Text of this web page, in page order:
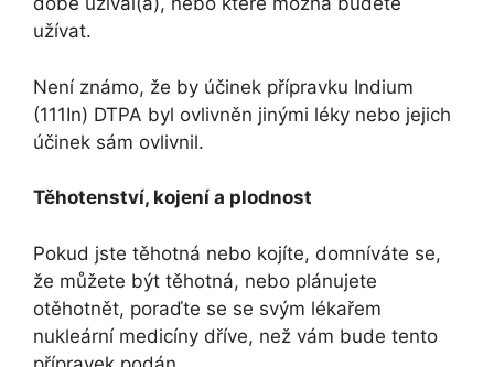
užívat.
Není známo, že by účinek přípravku Indium
(111In) DTPA byl ovlivněn jinými léky nebo jejich
účinek sám ovlivnil.
Těhotenství, kojení a plodnost
Pokud jste těhotná nebo kojíte, domníváte se,
že můžete být těhotná, nebo plánujete
otěhotnět, poraďte se se svým lékařem
nukleární medicíny dříve, než vám bude tento